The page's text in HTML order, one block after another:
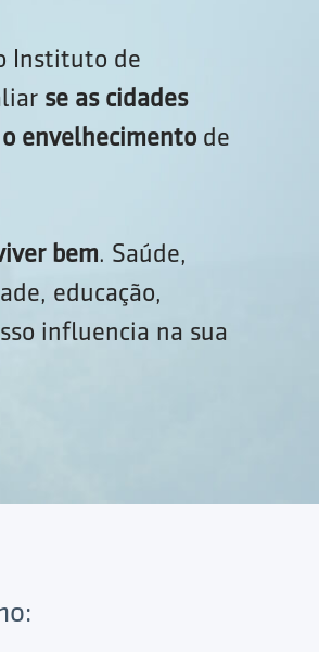
Instituto de
se as cidades
envelhecimento de
bem. Saúde,
educação,
influencia na sua